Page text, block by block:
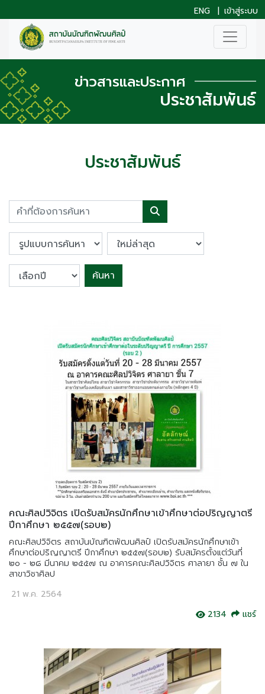
ENG | เข้าสู่ระบบ
ข่าวสารและประกาศ
ประชาสัมพันธ์
ประชาสัมพันธ์
ค้นหา
คณะศิลปวิจิตร เปิดรับสมัครนักศึกษาเข้าศึกษาต่อปริญญาตรี
ปีกาศึกษา ๒๕๕๗(รอบ๒)
คณะศิลปวิจิตร สถาบันบัณฑิตพัฒนศิลป์ เปิดรับสมัครนักศึกษาเข้า
ศึกษาต่อปริญญาตรี ปีกาศึกษา ๒๕๕๗(รอบ๒) รับสมัครตั้งแต่วันที่
๒๐ - ๒๘ มีนาคม ๒๕๕๗ ณ อาคารคณะศิลปวิจิตร ศาลายา ชั้น ๗ ใน
สาขาวิชาศิลป
21 พ.ค. 2564
2134
แชร์